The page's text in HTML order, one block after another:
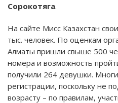
Сорокотяга.
На сайте Мисс Казахстан
тыс. человек. По оценкам
Алматы пришли свыше 500
номера и возможность
получили 264 девушки.
регистрации, поскольку не
возрасту – по правилам,